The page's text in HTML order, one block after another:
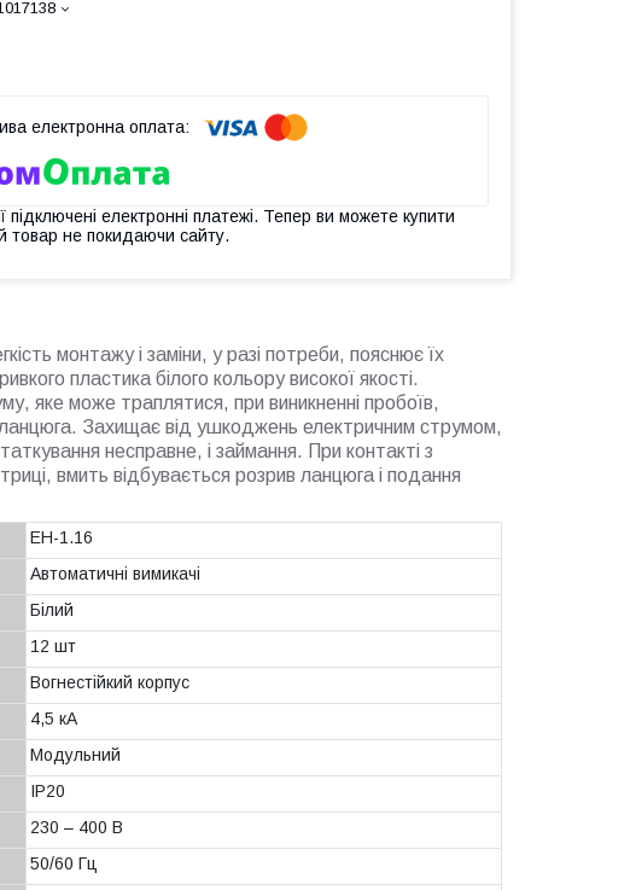
підключені електронні платежі. Тепер ви можете купити
товар не покидаючи сайту.
монтажу і заміни, у разі потреби, пояснює їх
пластика білого кольору високої якості.
яке може траплятися, при виникненні пробоїв,
Захищає від ушкоджень електричним струмом,
несправне, і займання. При контакті з
вмить відбувається розрив ланцюга і подання
EH-1.16
Автоматичні вимикачі
Білий
12 шт
Вогнестійкий корпус
4,5 кА
Модульний
IP20
230 – 400 В
50/60 Гц